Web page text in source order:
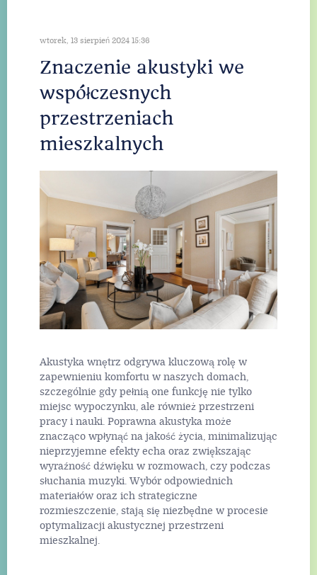
wtorek, 13 sierpień 2024 15:36
Znaczenie akustyki we
współczesnych
przestrzeniach
mieszkalnych
Akustyka wnętrz odgrywa kluczową rolę w
zapewnieniu komfortu w naszych domach,
szczególnie gdy pełnią one funkcję nie tylko
miejsc wypoczynku, ale również przestrzeni
pracy i nauki. Poprawna akustyka może
znacząco wpłynąć na jakość życia, minimalizując
nieprzyjemne efekty echa oraz zwiększając
wyraźność dźwięku w rozmowach, czy podczas
słuchania muzyki. Wybór odpowiednich
materiałów oraz ich strategiczne
rozmieszczenie, stają się niezbędne w procesie
optymalizacji akustycznej przestrzeni
mieszkalnej.